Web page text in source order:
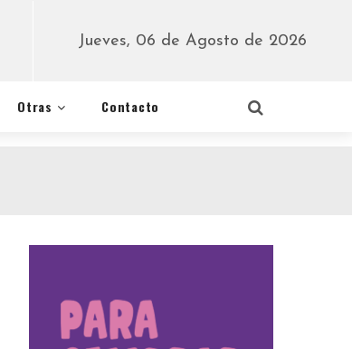
Jueves, 06 de Agosto de 2026
Otras Contacto